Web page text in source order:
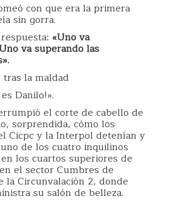
con que era la primera
sin gorra.
«Uno va
va superando las
la maldad
es Danilo!».
el corte de cabello de
sorprendida, cómo los
Cicpc y la Interpol detenían y
de los cuatro inquilinos
los cuartos superiores de
el sector Cumbres de
la Circunvalación 2, donde
su salón de belleza.